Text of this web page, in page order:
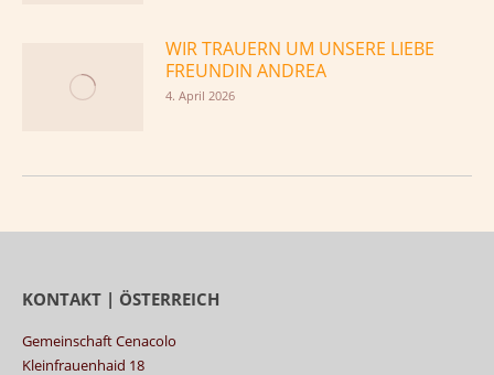
WIR TRAUERN UM UNSERE LIEBE
FREUNDIN ANDREA
4. April 2026
KONTAKT | ÖSTERREICH
Gemeinschaft Cenacolo
Kleinfrauenhaid 18